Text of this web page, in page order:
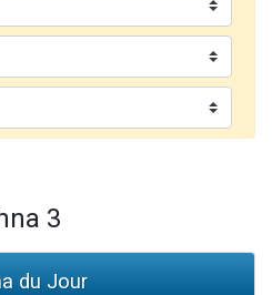
viennent de faire un don pour Sauvez la jambe de Yohan
places pour étudier en groupe sur Zoom
musiques dans Torah-Box Music
3
du Jour